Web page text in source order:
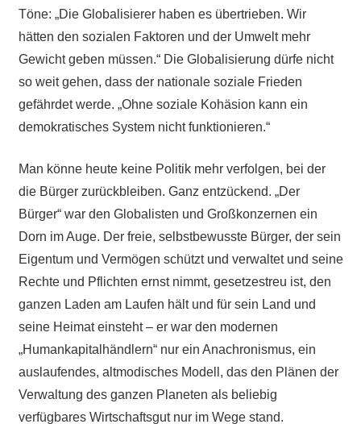
Töne: „Die Globalisierer haben es übertrieben. Wir
hätten den sozialen Faktoren und der Umwelt mehr
Gewicht geben müssen.“ Die Globalisierung dürfe nicht
so weit gehen, dass der nationale soziale Frieden
gefährdet werde. „Ohne soziale Kohäsion kann ein
demokratisches System nicht funktionieren.“
Man könne heute keine Politik mehr verfolgen, bei der
die Bürger zurückbleiben. Ganz entzückend. „Der
Bürger“ war den Globalisten und Großkonzernen ein
Dorn im Auge. Der freie, selbstbewusste Bürger, der sein
Eigentum und Vermögen schützt und verwaltet und seine
Rechte und Pflichten ernst nimmt, gesetzestreu ist, den
ganzen Laden am Laufen hält und für sein Land und
seine Heimat einsteht – er war den modernen
„Humankapitalhändlern“ nur ein Anachronismus, ein
auslaufendes, altmodisches Modell, das den Plänen der
Verwaltung des ganzen Planeten als beliebig
verfügbares Wirtschaftsgut nur im Wege stand.